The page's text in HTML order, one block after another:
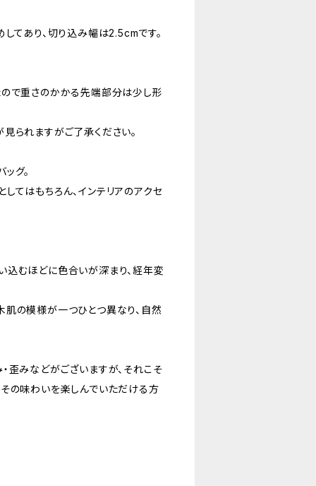
てあり、切り込み幅は2.5cmです。
で重さのかかる先端部分は少し形
られますがご了承ください。
グ。
てはもちろん、インテリアのアクセ
込むほどに色合いが深まり、経年変
の模様が一つひとつ異なり、自然
歪みなどがございますが、それこそ
の味わいを楽しんでいただける方